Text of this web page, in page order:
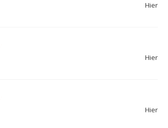
Hier
Hier
Hier